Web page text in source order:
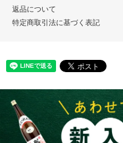
返品について
特定商取引法に基づく表記